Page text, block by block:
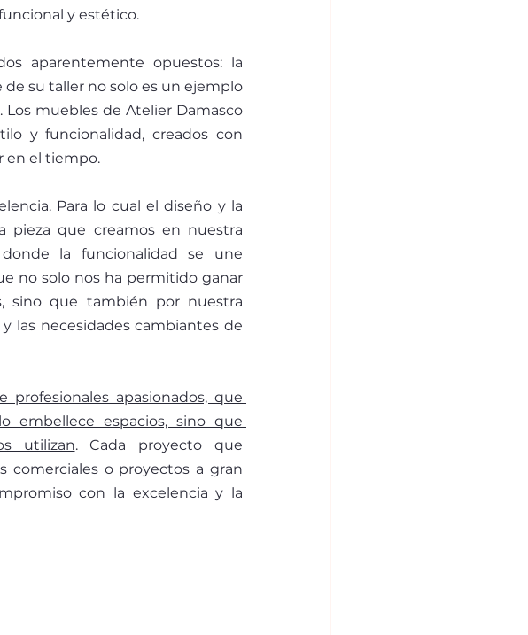
y estético.
aparentemente opuestos: la
de su taller no solo es un ejemplo
muebles de Atelier Damasco
y funcionalidad, creados con
en el tiempo.
Para lo cual el diseño y la
pieza que creamos en nuestra
la funcionalidad se une
no solo nos ha permitido ganar
sino que también por nuestra
las necesidades cambiantes de
apasionados, que
embellece espacios, sino que
utilizan. Cada proyecto que
comerciales o proyectos a gran
con la excelencia y la